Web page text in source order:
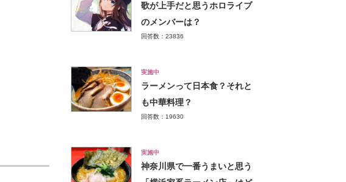
歌が上手だと思うホロライブ
のメンバーは？
回答数：23836
実施中
ラーメンって日本食？それと
も中華料理？
回答数：19630
実施中
神奈川県で一番うまいと思う